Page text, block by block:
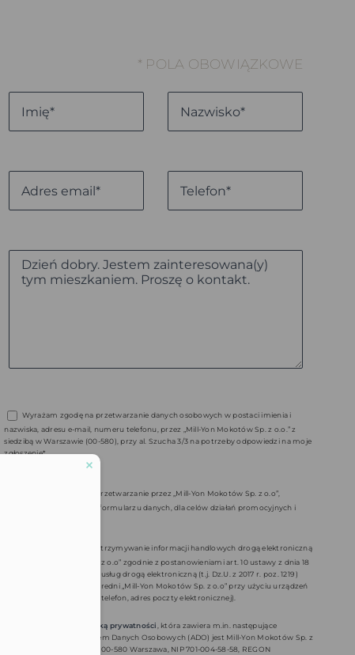
* POLA OBOWIĄZKOWE
Wyrażam zgodę na przetwarzanie danych osobowych w postaci imienia i
nazwiska, adresu e-mail, numeru telefonu, przez „Mill-Yon Mokotów Sp. z o.o.” z
siedzibą w Warszawie (00-580), przy al. Szucha 3/3 na potrzeby odpowiedzi na moje
zgłoszenie*.
Wyrażam zgodę na przetwarzanie przez „Mill-Yon Mokotów Sp. z o.o”,
podanych przeze mnie w formularzu danych, dla celów działań promocyjnych i
Wyrażam zgodę na otrzymywanie informacji handlowych drogą elektroniczną
od „Mill-Yon Mokotów Sp. z o.o” zgodnie z postanowieniami art. 10 ustawy z dnia 18
lipca 2012 r. o świadczeniu usług drogą elektroniczną (t.j. Dz.U. z 2017 r. poz. 1219 )
oraz na marketing bezpośredni „Mill-Yon Mokotów Sp. z o.o” przy użyciu urządzeń
telekomunikacyjnych (np. telefon, adres poczty elektronicznej).
polityką prywatności
, która zawiera m.in. następujące
informacje: - Administratorem Danych Osobowych (ADO) jest Mill-Yon Mokotów Sp. z
o.o. Al. J. Ch. Szucha 3 lok. 3, 00-580 Warszawa, NIP 701-004-58-58, REGON